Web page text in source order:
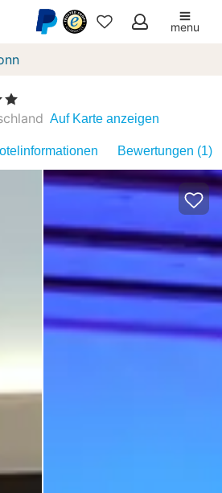
Meine
menu
Auf Karte anzeigen
Bewertungen (1)